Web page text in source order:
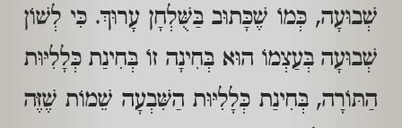
שְׁבוּעָה, כְּמוֹ שֶׁכָּתוּב בַּשֻּׁלְחָן עָרוּךְ. כִּי לְשׁוֹן
שְׁבוּעָה בְּעַצְמוֹ הוּא בְּחִינָה זוֹ בְּחִינַת כְּלָלִיּוּת
הַתּוֹרָה, בְּחִינַת כְּלָלִיּוּת הַשִּׁבְעָה שֵׁמוֹת שֶׁזֶּה